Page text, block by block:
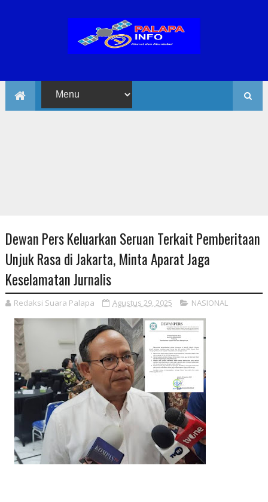
Dewan Pers Keluarkan Seruan Terkait Pemberitaan
Unjuk Rasa di Jakarta, Minta Aparat Jaga
Keselamatan Jurnalis
Redaksi Suara Palapa Agustus 29, 2025 NASIONAL